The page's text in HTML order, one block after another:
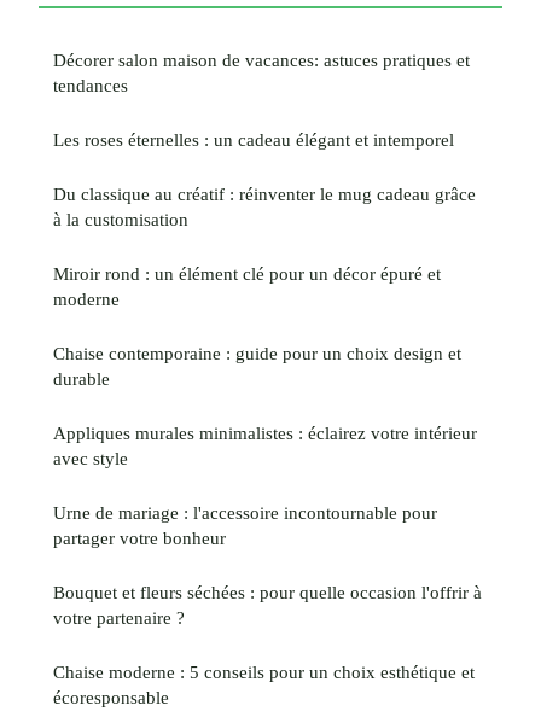
Décorer salon maison de vacances: astuces pratiques et
tendances
Les roses éternelles : un cadeau élégant et intemporel
Du classique au créatif : réinventer le mug cadeau grâce
à la customisation
Miroir rond : un élément clé pour un décor épuré et
moderne
Chaise contemporaine : guide pour un choix design et
durable
Appliques murales minimalistes : éclairez votre intérieur
avec style
Urne de mariage : l'accessoire incontournable pour
partager votre bonheur
Bouquet et fleurs séchées : pour quelle occasion l'offrir à
votre partenaire ?
Chaise moderne : 5 conseils pour un choix esthétique et
écoresponsable